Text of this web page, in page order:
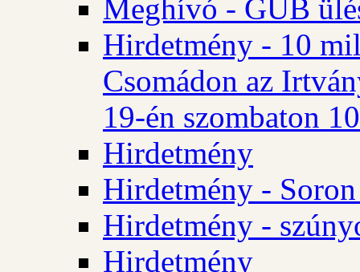
Meghívó - GÜB
Hirdetmény - 10
Csomádon az
19-én szombaton
Hirdetmény
Hirdetmény -
Hirdetmény -
Hirdetmény